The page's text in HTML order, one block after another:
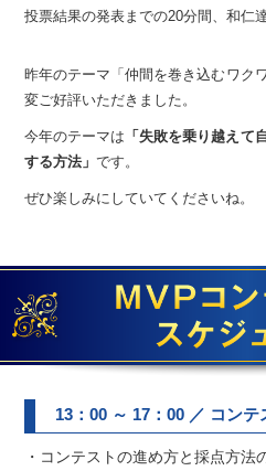
投票結果の発表までの20分間、和仁
昨年のテーマ 「仲間を巻き込むワク
変ご好評いただきました。
今年のテーマは 「失敗を乗り越えて
する方法」です。
ぜひ楽しみにしていてくださいね。
13：00 ～ 17：00 ／ コン
・コンテストの進め方と採点方法